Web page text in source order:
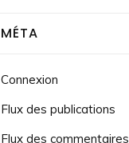
MÉTA
Connexion
Flux des publications
Flux des commentaires